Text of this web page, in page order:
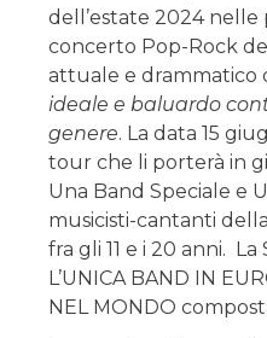
dell’estate 2024 nelle
concerto Pop-Rock
attuale e drammatico
ideale e baluardo
genere. La data 15
tour che li porterà in
Una Band Speciale e
musicisti-cantanti
fra gli 11 e i 20 anni.
L’UNICA BAND IN
NEL MONDO